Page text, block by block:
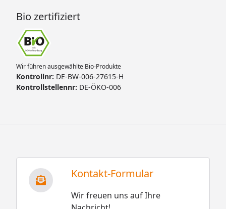
Bio zertifiziert
Wir führen ausgewählte Bio-Produkte
Kontrollnr: DE-BW-006-27615-H
Kontrollstellennr: DE-ÖKO-006
Kontakt-Formular
Wir freuen uns auf Ihre